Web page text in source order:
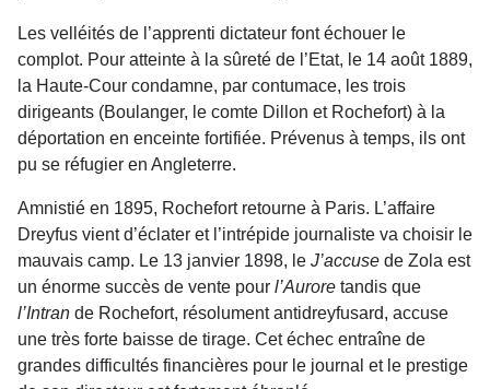
Les velléités de l’apprenti dictateur font échouer le
complot. Pour atteinte à la sûreté de l’Etat, le 14 août 1889,
la Haute-Cour condamne, par contumace, les trois
dirigeants (Boulanger, le comte Dillon et Rochefort) à la
déportation en enceinte fortifiée. Prévenus à temps, ils ont
pu se réfugier en Angleterre.
Amnistié en 1895, Rochefort retourne à Paris. L’affaire
Dreyfus vient d’éclater et l’intrépide journaliste va choisir le
mauvais camp. Le 13 janvier 1898, le J’accuse de Zola est
un énorme succès de vente pour l’Aurore tandis que
l’Intran de Rochefort, résolument antidreyfusard, accuse
une très forte baisse de tirage. Cet échec entraîne de
grandes difficultés financières pour le journal et le prestige